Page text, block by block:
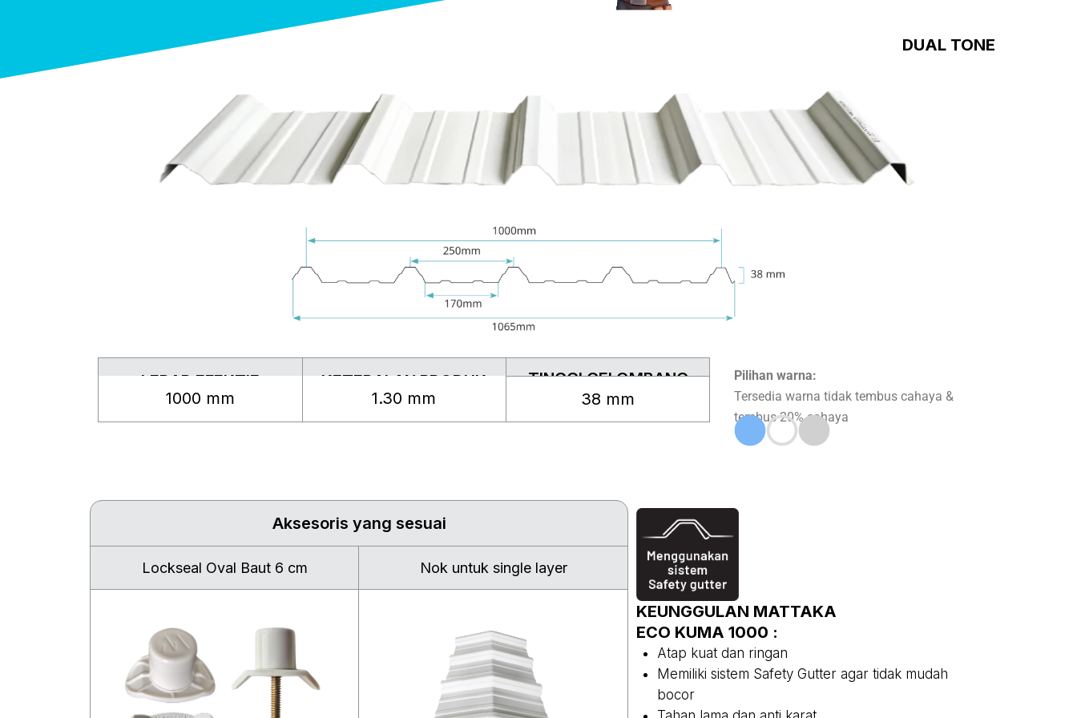
DUAL TONE
LEBAR EFEKTIF KETEBALAN PRODUK
TINGGI GELOMBANG
1000 mm
1.30 mm 38 mm
Pilihan warna:
Tersedia warna tidak tembus cahaya &
tembus 20% cahaya
Aksesoris yang sesuai
Lockseal Oval Baut 6 cm Nok untuk single layer
KEUNGGULAN MATTAKA
ECO KUMA 1000 :
Atap kuat dan ringan
Memiliki sistem Safety Gutter agar tidak mudah
bocor